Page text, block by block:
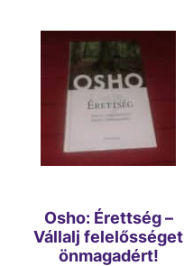
Osho: Érettség –
Vállalj felelősséget
önmagadért!